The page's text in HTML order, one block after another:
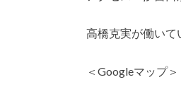
高橋克実が働いて
＜Googleマップ＞